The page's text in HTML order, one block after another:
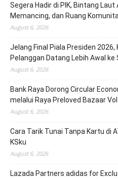
Segera Hadir di PIK, Bintang
Memancing, dan Ruang
August 6, 2026
Jelang Final Piala Presiden 2026,
Pelanggan Datang Lebih Awal ke
August 6, 2026
Bank Raya Dorong Circular
melalui Raya Preloved Bazaar
August 6, 2026
Cara Tarik Tunai Tanpa Kartu di
KSku
August 6, 2026
Lazada Partners adidas for